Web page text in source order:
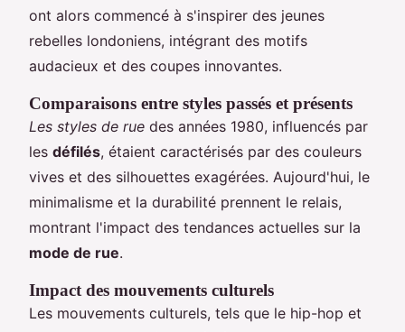
ont alors commencé à s'inspirer des jeunes
rebelles londoniens, intégrant des motifs
audacieux et des coupes innovantes.
Comparaisons entre styles passés et présents
Les styles de rue des années 1980, influencés par
les défilés, étaient caractérisés par des couleurs
vives et des silhouettes exagérées. Aujourd'hui, le
minimalisme et la durabilité prennent le relais,
montrant l'impact des tendances actuelles sur la
mode de rue.
Impact des mouvements culturels
Les mouvements culturels, tels que le hip-hop et